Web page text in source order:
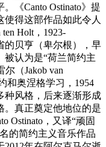
《Canto Ostinato》提
得这部作品如此令人
Holt，1923-
的贝亨（卑尔根），早
认为是“荷兰简约主
尔（Jakob van
和奥涅格学习，1954
种风格，后来逐渐形成
。真正奠定他地位的是
Ostinato，又译“顽固
的简约主义音乐作品